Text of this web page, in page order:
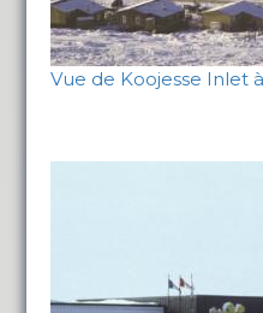
Vue de Koojesse Inlet